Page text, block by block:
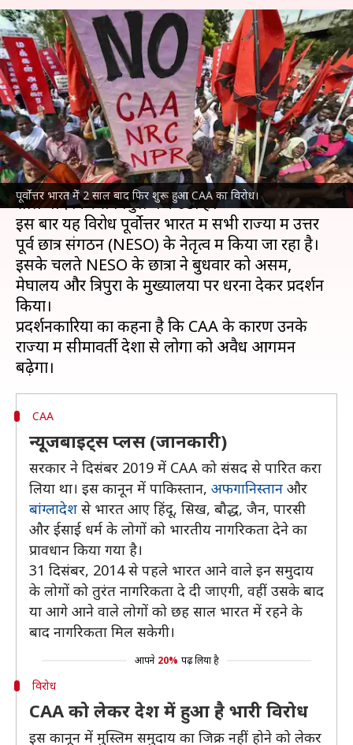
पूर्वोत्तर भारत में 2 साल बाद फिर शुरू हुआ CAA का विरोध।
पूर्वोत्तर भारत में 2 साल बाद फिर
शुरू हुआ CAA का विरोध, NESO
कर रहा नेतृत्व
लेखन भारत शर्मा Aug 17, 2022 02:35 pm
क्या है खबर?
देश मेंनागरिकता संशोधन कानून(CAA) के विरोध का दो
साल बाद फिर से बिगुल बज उठा है।
इस बार यह विरोध पूर्वोत्तर भारत में सभी राज्यों में उत्तर
पूर्व छात्र संगठन (NESO) के नेतृत्व में किया जा रहा है।
इसके चलते NESO के छात्रों ने बुधवार को असम,
मेघालय और त्रिपुरा के मुख्यालयों पर धरना देकर प्रदर्शन
किया।
प्रदर्शनकारियों का कहना है कि CAA के कारण उनके
राज्यों में सीमावर्ती देशों से लोगों को अवैध आगमन
CAA
न्यूजबाइट्स प्लस (जानकारी)
सरकार ने दिसंबर 2019 में CAA को संसद से पारित करा
लिया था। इस कानून में पाकिस्तान, अफगानिस्तान और
बांग्लादेश से भारत आए हिंदू, सिख, बौद्ध, जैन, पारसी
और ईसाई धर्म के लोगों को भारतीय नागरिकता देने का
प्रावधान किया गया है।
31 दिसंबर, 2014 से पहले भारत आने वाले इन समुदाय
के लोगों को तुरंत नागरिकता दे दी जाएगी, वहीं उसके बाद
या आगे आने वाले लोगों को छह साल भारत में रहने के
बाद नागरिकता मिल सकेगी।
आपने 20% पढ़ लिया है
विरोध
CAA को लेकर देश में हुआ है भारी विरोध
इस कानून में मुस्लिम समुदाय का जिक्र नहीं होने को लेकर